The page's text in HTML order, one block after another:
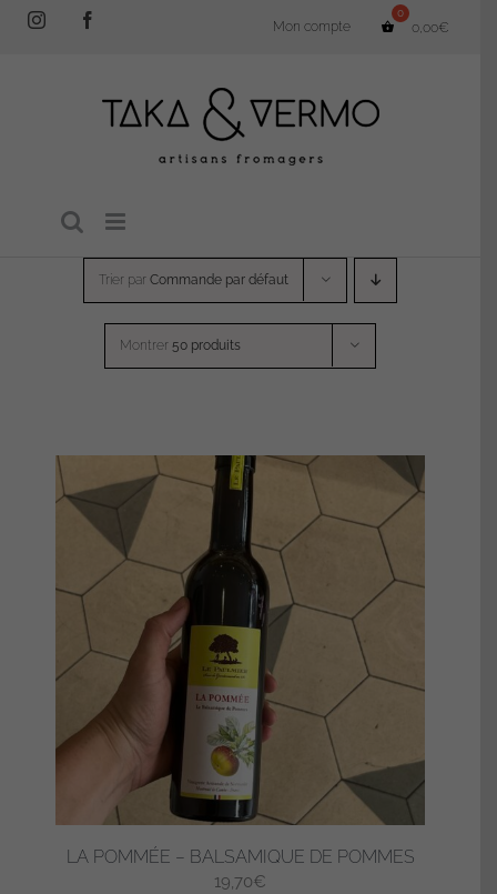
PasserInstagram Mon compte 0,00€
Trier par Commande par défaut
Montrer 50 produits
LA POMMÉE – BALSAMIQUE DE POMMES
19,70€